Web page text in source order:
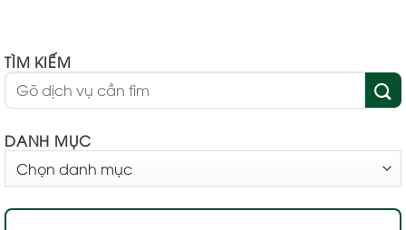
TÌM KIẾM
DANH MỤC
MỤC